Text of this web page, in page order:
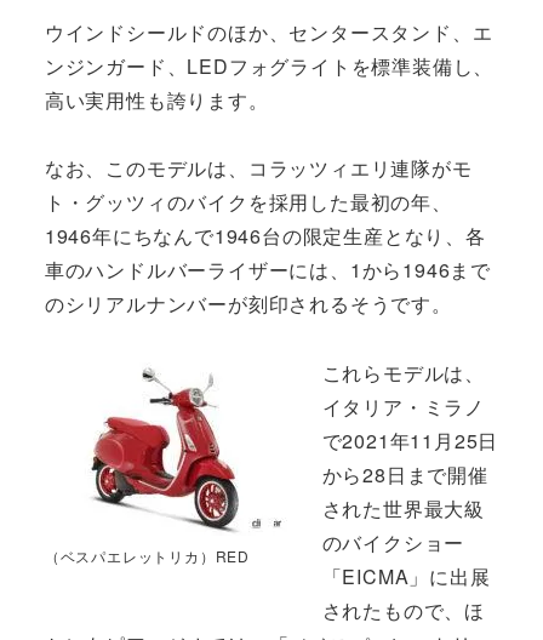
ウインドシールドのほか、センタースタンド、エ
ンジンガード、LEDフォグライトを標準装備し、
高い実用性も誇ります。
なお、このモデルは、コラッツィエリ連隊がモ
ト・グッツィのバイクを採用した最初の年、
1946年にちなんで1946台の限定生産となり、各
車のハンドルバーライザーには、1から1946まで
のシリアルナンバーが刻印されるそうです。
（ベスパエレットリカ）RED
これらモデルは、
イタリア・ミラノ
で2021年11月25日
から28日まで開催
された世界最大級
のバイクショー
「EICMA」に出展
されたもので、ほ